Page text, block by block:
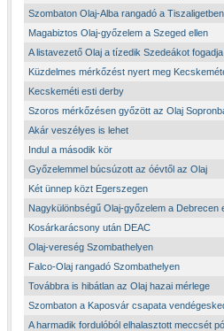
Szombaton Olaj-Alba rangadó a Tiszaligetben
Magabiztos Olaj-győzelem a Szeged ellen
A listavezető Olaj a tízedik Szedeákot fogadja
Küzdelmes mérkőzést nyert meg
Kecskeméti esti derby
Szoros mérkőzésen győzött az Olaj
Akár veszélyes is lehet
Indul a második kör
Győzelemmel búcsúzott az óévtől az Olaj
Két ünnep közt Egerszegen
Nagykülönbségű Olaj-győzelem a Debrecen
Kosárkarácsony után DEAC
Olaj-vereség Szombathelyen
Falco-Olaj rangadó Szombathelyen
Továbbra is hibátlan az Olaj hazai mérlege
Szombaton a Kaposvár csapata
A harmadik fordulóból elhalasztott meccsét